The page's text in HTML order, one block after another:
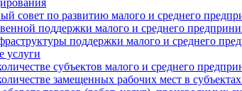
совет по развитию малого и среднего
поддержки малого и среднего
поддержки малого и среднего
услуги
субъектов малого и среднего
замещенных рабочих мест в